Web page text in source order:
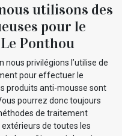
utilisons des
pour le
Ponthou
privilégions l’utilise de
pour effectuer le
produits anti-mousse sont
pourrez donc toujours
de traitement
de toutes les